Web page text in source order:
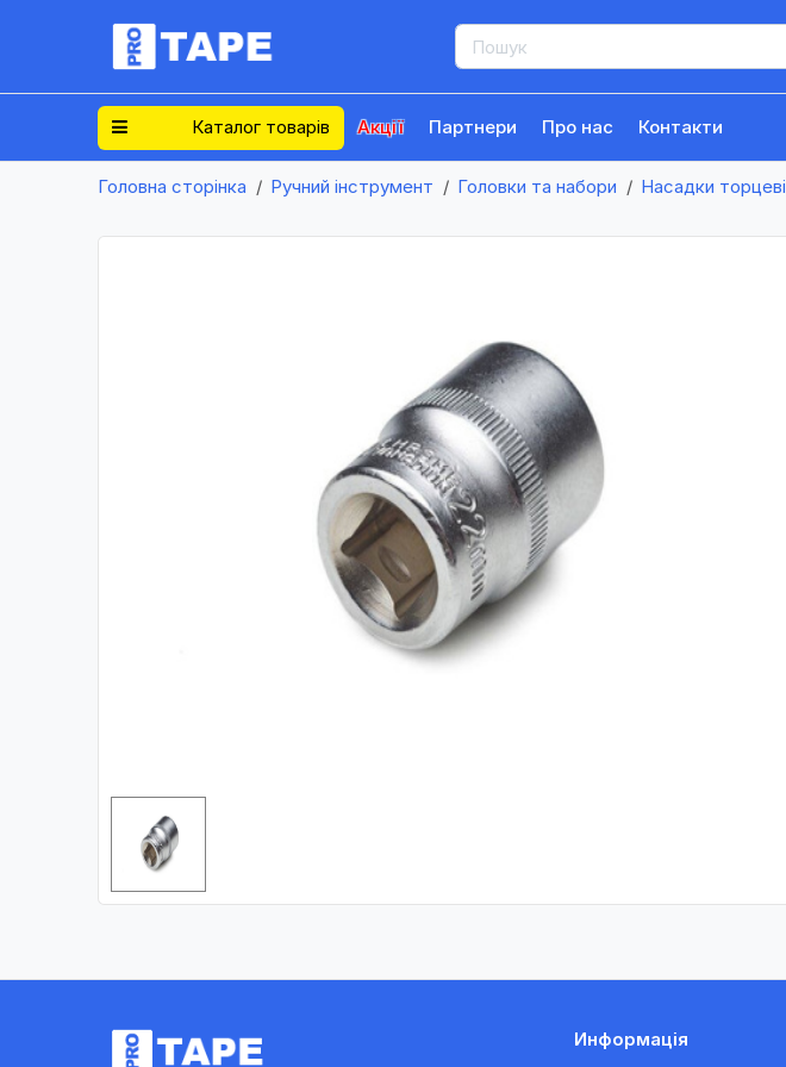
Каталог товарів Акції Партнери Про нас Контакти
Головна сторінка Ручний інструмент Головки та набори Насадки торцеві
Информація